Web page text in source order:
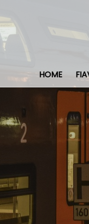
HOME